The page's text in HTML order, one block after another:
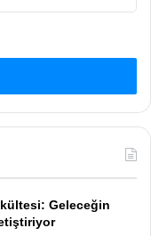
Geleceğin